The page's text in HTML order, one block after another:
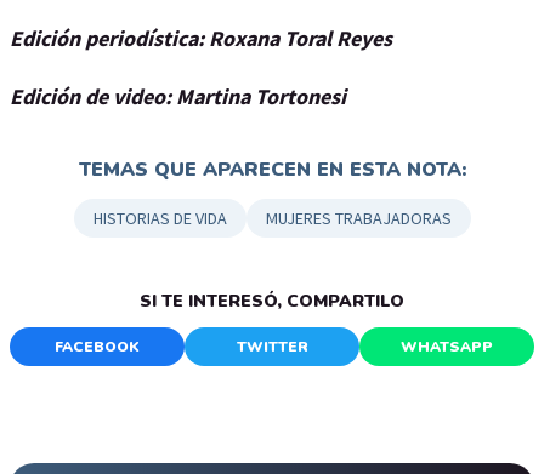
Edición periodística: Roxana Toral Reyes
Edición de video: Martina Tortonesi
TEMAS QUE APARECEN EN ESTA NOTA:
HISTORIAS DE VIDA MUJERES TRABAJADORAS
SI TE INTERESÓ, COMPARTILO
FACEBOOK TWITTER WHATSAPP